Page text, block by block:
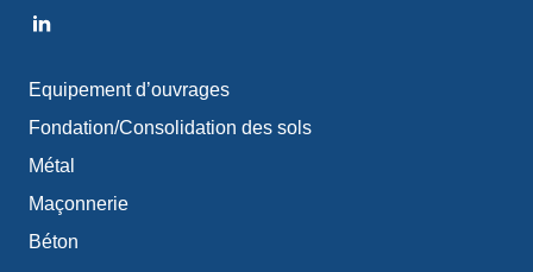
Equipement d’ouvrages
Fondation/Consolidation des sols
Métal
Maçonnerie
Béton